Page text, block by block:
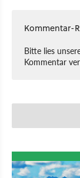
Kommentar-
Bitte lies
Kommentar